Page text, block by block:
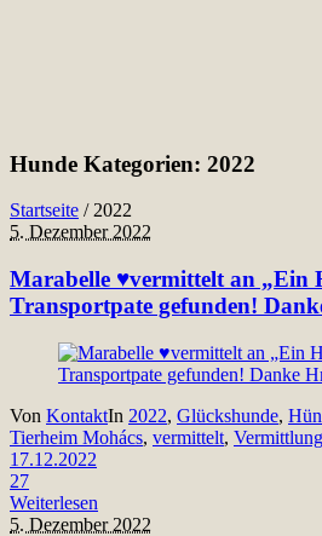
Hunde Kategorien: 2022
Startseite /2022
5. Dezember 2022
Marabelle ♥vermittelt an „Ein
Transportpate gefunden!
Von KontaktIn 2022, Glückshunde,
Tierheim Mohács, vermittelt,
17.12.2022
27
Weiterlesen
5. Dezember 2022